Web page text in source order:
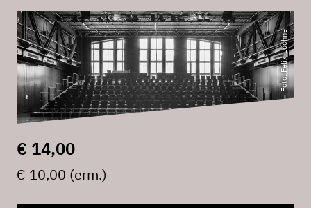
Foto: Felix Löchner
€ 14,00
€ 10,00 (erm.)